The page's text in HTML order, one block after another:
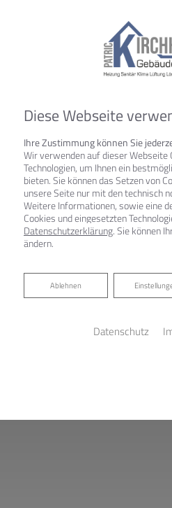
Diese Webseite
Ihre Zustimmung können Sie
Wir verwenden auf dieser Webseite
Technologien, um Ihnen ein
bieten. Sie können das Setzen von
unsere Seite nur mit den technisch
Weitere Informationen, sowie eine
Cookies und eingesetzten
Datenschutzerklärung. Sie können
ändern.
Ablehnen
Ablehnen
Datenschutz